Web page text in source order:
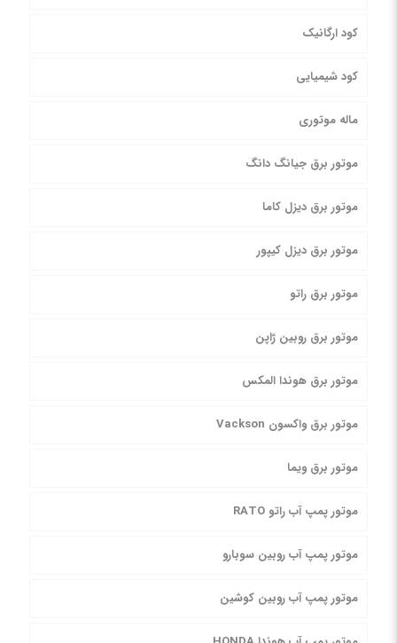
کود ارگانیک
کود شیمیایی
ماله موتوری
موتور برق جیانگ دانگ
موتور برق دیزل کاما
موتور برق دیزل کیپور
موتور برق راتو
موتور برق روبین ژاپن
موتور برق هوندا المکس
موتور برق واکسون Vackson
موتور برق ویما
موتور پمپ آب راتو RATO
موتور پمپ آب روبین سوبارو
موتور پمپ آب روبین کوشین